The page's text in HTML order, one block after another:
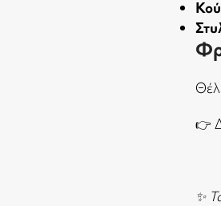
👉
✨